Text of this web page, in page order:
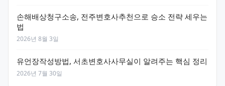
손해배상청구소송, 전주변호사추천으로 승소 전략 세우는
법
2026년 8월 3일
유언장작성방법, 서초변호사사무실이 알려주는 핵심 정리
2026년 7월 30일